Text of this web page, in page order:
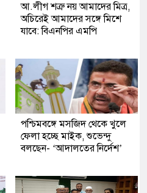
আ.লীগ শত্রু নয় আমাদের মিত্র,
অচিরেই আমাদের সঙ্গে মিশে
যাবে: বিএনপির এমপি
পশ্চিমবঙ্গে মসজিদ থেকে খুলে
ফেলা হচ্ছে মাইক, শুভেন্দু
বলছেন- ‘আদালতের নির্দেশ’